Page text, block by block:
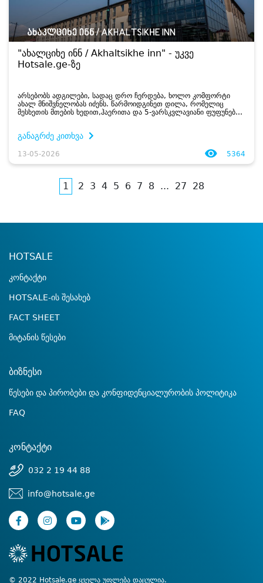
"ახალციხე ინნ / Akhaltsikhe inn" - უკვე
Hotsale.ge-ზე
არსებობს ადგილები, სადაც დრო ჩერდება, ხოლო კომფორტი
ახალ მნიშვნელობას იძენს. წარმოიდგინეთ დილა, რომელიც
მესხეთის მთების ხედით,ჰაერითა და 5-ვარსკვლავიანი ფუფუნებით
განაგრძე კითხვა
13-05-2026 5364
1 2 3 4 5 6 7 8 ... 27 28
HOTSALE
კონტაქტი
HOTSALE-ის შესახებ
FACT SHEET
მიტანის წესები
ბიზნესი
წესები და პირობები და კონფიდენციალურობის პოლიტიკა
FAQ
კონტაქტი
032 2 19 44 88
info@hotsale.ge
© 2022 Hotsale.ge ყველა უფლება დაცულია.